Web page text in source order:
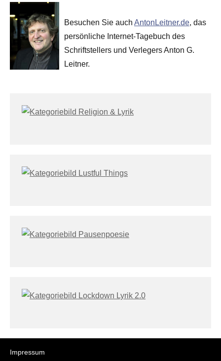
Besuchen Sie auch AntonLeitner.de, das
persönliche Internet-Tagebuch des
Schriftstellers und Verlegers Anton G.
Leitner.
Impressum